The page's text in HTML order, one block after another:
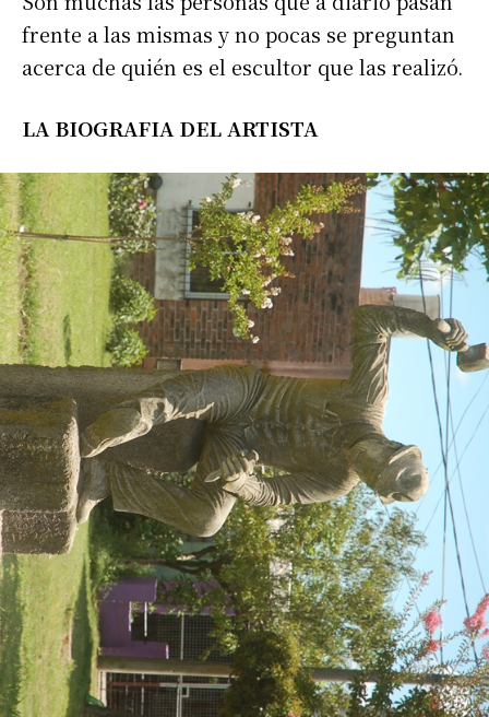
frente a las mismas y no pocas se preguntan
acerca de quién es el escultor que las realizó.
LA BIOGRAFIA DEL ARTISTA